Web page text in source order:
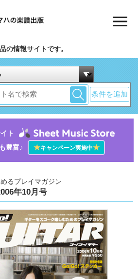
の情報サイトです。
条件を追加
ト
豊富♪
★キャンペーン実施中★
るプレイマガジン
年10月号